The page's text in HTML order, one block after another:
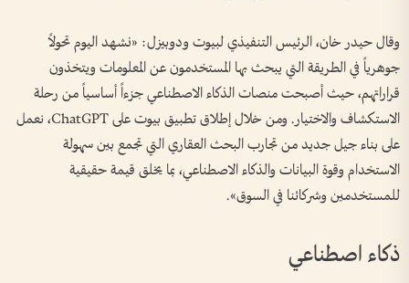
وقال حيدر خان، الرئيس التنفيذي لبيوت ودوبيزل: «نشهد اليوم تحولاً
جوهرياً في الطريقة التي يبحث بها المستخدمون عن المعلومات ويتخذون
قراراتهم، حيث أصبحت منصات الذكاء الاصطناعي جزءاً أساسياً من رحلة
الاستكشاف والاختيار. ومن خلال إطلاق تطبيق بيوت على ChatGPT، نعمل
على بناء جيل جديد من تجارب البحث العقاري التي تجمع بين سهولة
الاستخدام وقوة البيانات والذكاء الاصطناعي، بما يخلق قيمة حقيقية
للمستخدمين وشركائنا في السوق».
ذكاء اصطناعي